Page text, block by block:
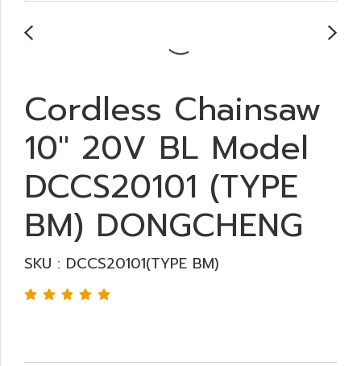
Cordless Chainsaw
10" 20V BL Model
DCCS20101 (TYPE
BM) DONGCHENG
SKU : DCCS20101(TYPE BM)